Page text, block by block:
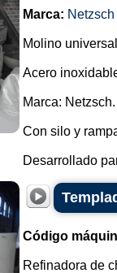
Marca: Netzsch
Molino universal
Acero
Marca: Netzsch.
Con silo y
Desarrollado
Código
Refinadora de